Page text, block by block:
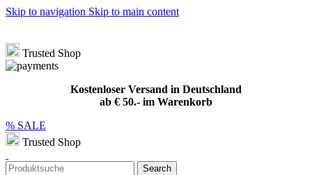
Skip to navigation Skip to main content
Trusted Shop
Kostenloser Versand in Deutschland
ab € 50.- im Warenkorb
% SALE
Trusted Shop
Search